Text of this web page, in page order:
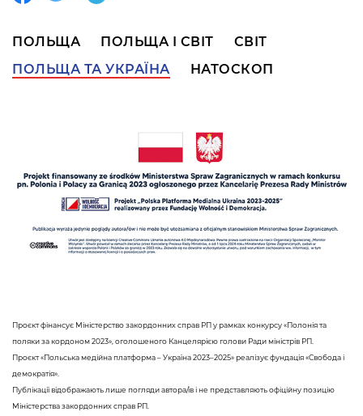
ПОЛЬЩА ПОЛЬЩА І СВІТ
СВІТ
ПОЛЬЩА ТА УКРАЇНА
НАТОСКОП
Проєкт фінансує Міністерство закордонних справ РП у рамках конкурсу «Полонія та
поляки за кордоном 2023», оголошеного Канцелярією голови Ради міністрів РП.
Проєкт «Польська медійна платформа – Україна 2023–2025» реалізує фундація «Свобода і
демократія».
Публікації відображають лише погляди автора/ів і не представляють офіційну позицію
Міністерства закордонних справ РП.